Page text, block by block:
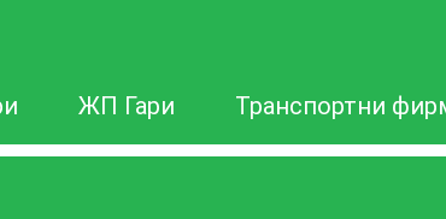
ЖП Гари Транспортни